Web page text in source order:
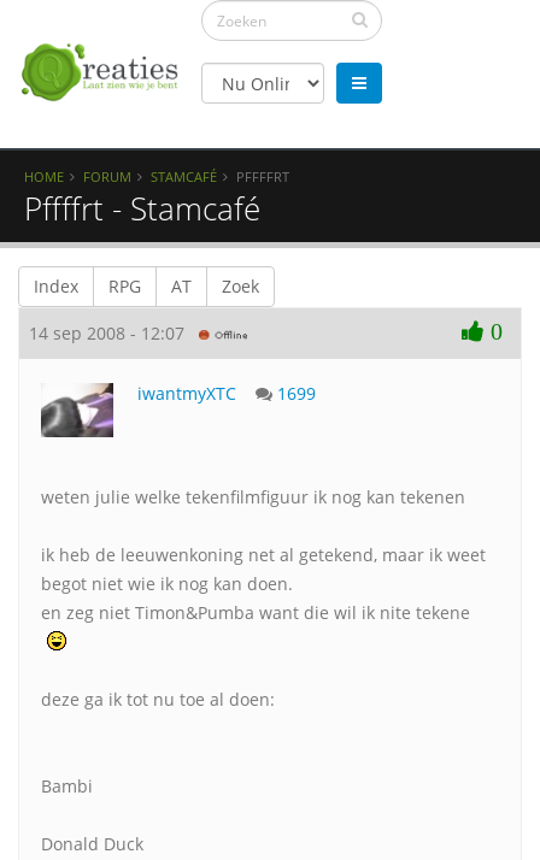
HOME FORUM STAMCAFÉ PFFFFRT
Pffffrt - Stamcafé
Index RPG AT Zoek
14 sep 2008 - 12:07 0
iwantmyXTC 1699
weten julie welke tekenfilmfiguur ik nog kan tekenen
ik heb de leeuwenkoning net al getekend, maar ik weet
begot niet wie ik nog kan doen.
en zeg niet Timon&Pumba want die wil ik nite tekene
deze ga ik tot nu toe al doen:
Bambi
Donald Duck